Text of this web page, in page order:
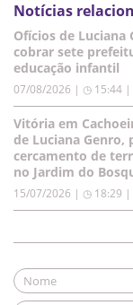
Notícias
Ofícios de Luciana
cobrar sete
educação infantil
07/08/2026 | ◷ 15:44 |
Vitória em
de Luciana
cercamento de
no Jardim do
15/07/2026 | ◷ 18:29 |